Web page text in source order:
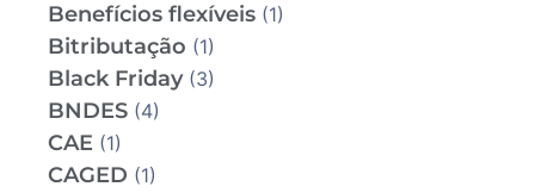
Benefícios flexíveis (1)
Bitributação (1)
Black Friday(3)
BNDES (4)
CAE (1)
CAGED (1)